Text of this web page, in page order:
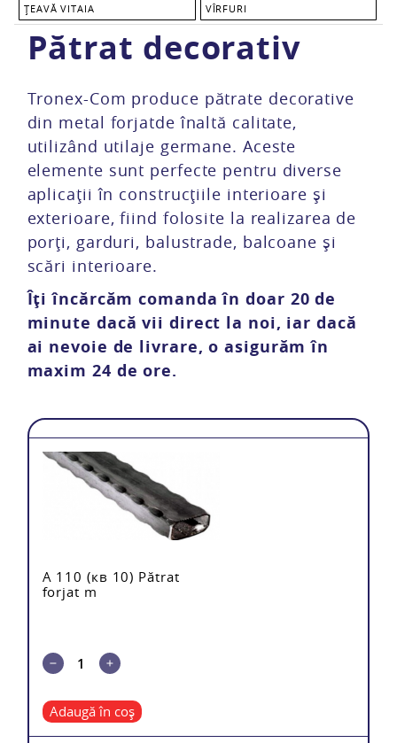
ȚEAVĂ VITAIA VÎRFURI
Pătrat decorativ
Tronex-Com produce pătrate decorative
din metal forjatde înaltă calitate,
utilizând utilaje germane. Aceste
elemente sunt perfecte pentru diverse
aplicații în construcțiile interioare și
exterioare, fiind folosite la realizarea de
porți, garduri, balustrade, balcoane și
scări interioare.
Îți încărcăm comanda în doar 20 de
minute dacă vii direct la noi, iar dacă
ai nevoie de livrare, o asigurăm în
maxim 24 de ore.
A 110 (кв 10) Pătrat
forjat m
Adaugă în coș
Total